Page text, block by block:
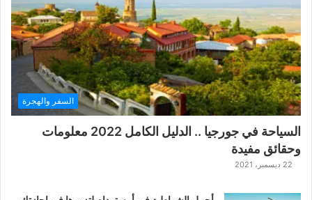
السفر والهجرة
السياحة في جورجيا .. الدليل الكامل 2022 معلومات
وحقائق مفيدة
22 ديسمبر، 2021